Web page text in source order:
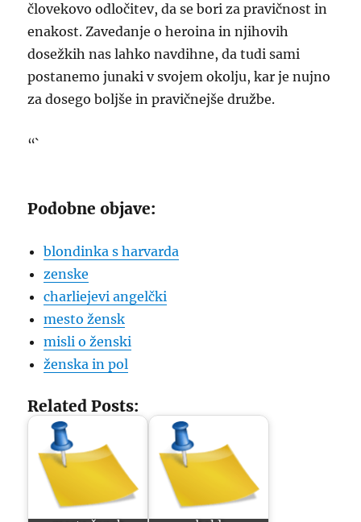
človekovo odločitev, da se bori za pravičnost in
enakost. Zavedanje o heroina in njihovih
dosežkih nas lahko navdihne, da tudi sami
postanemo junaki v svojem okolju, kar je nujno
za dosego boljše in pravičnejše družbe.
“`
Podobne objave:
blondinka s harvarda
zenske
charliejevi angelčki
mesto žensk
misli o ženski
ženska in pol
Related Posts: